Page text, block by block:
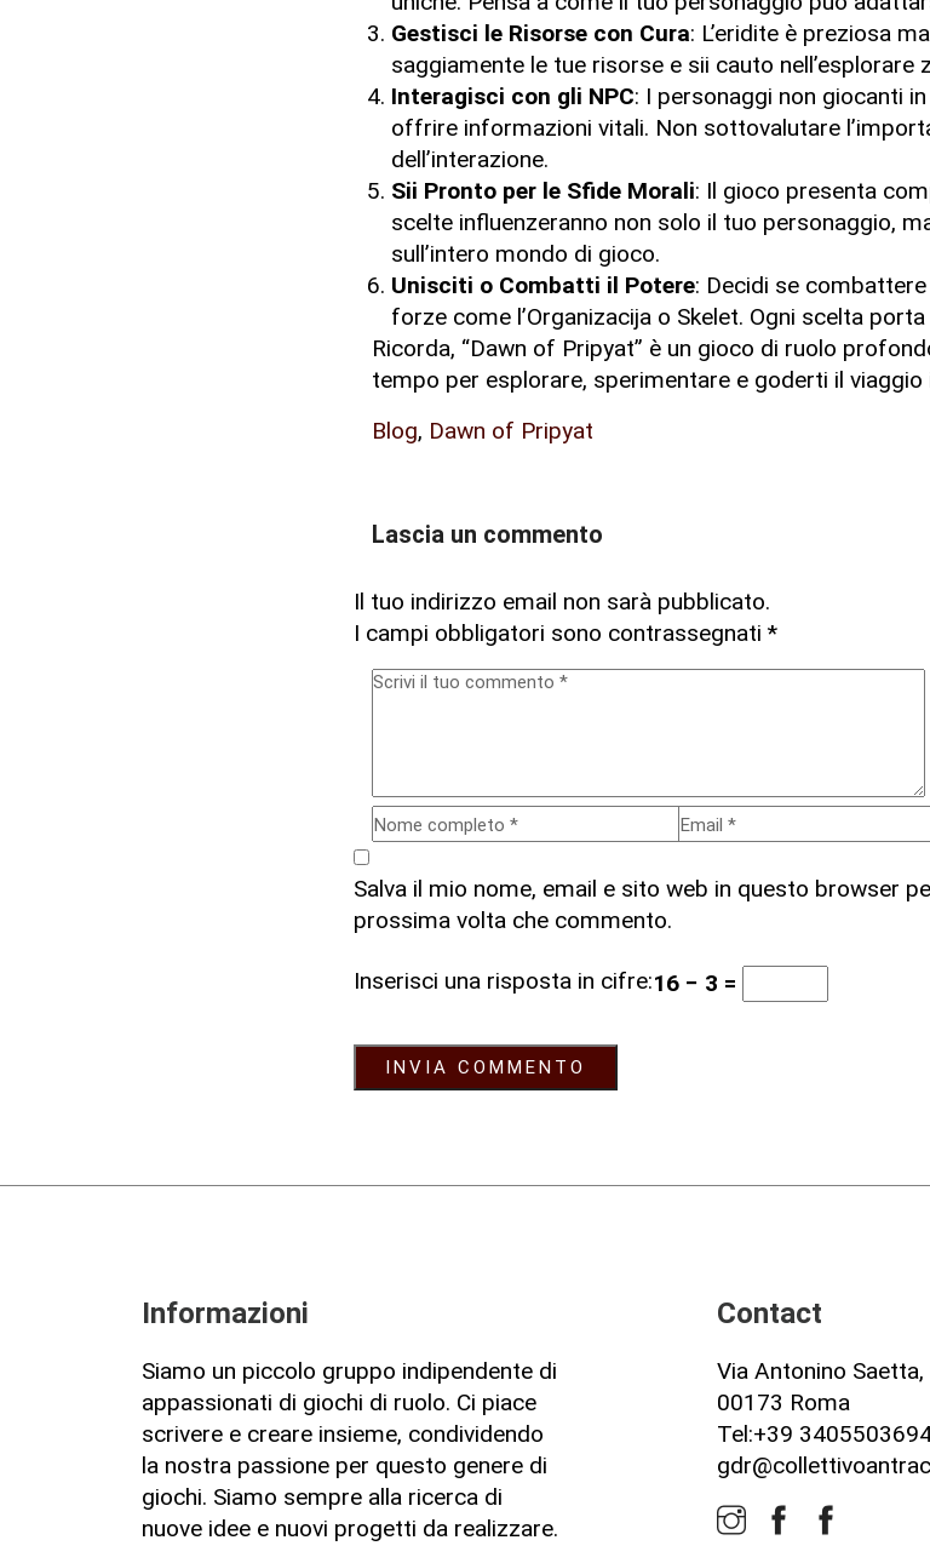
Gestisci le Risorse con Cura: L’eridite è preziosa
saggiamente le tue risorse e sii cauto nell’esplorare
Interagisci con gli NPC: I personaggi non giocanti
offrire informazioni vitali. Non sottovalutare
dell’interazione.
Sii Pronto per le Sfide Morali: Il gioco presenta
scelte influenzeranno non solo il tuo personaggio,
sull’intero mondo di gioco.
Unisciti o Combatti il Potere: Decidi se
forze come l’Organizacija o Skelet. Ogni scelta
Ricorda, “Dawn of Pripyat” è un gioco di ruolo
tempo per esplorare, sperimentare e goderti il
Blog, Dawn of Pripyat
Lascia un commento
Il tuo indirizzo email non sarà pubblicato.
I campi obbligatori sono contrassegnati *
Salva il mio nome, email e sito web in questo browser
prossima volta che commento.
Inserisci una risposta in cifre:16 − 3 =
Informazioni
Siamo un piccolo gruppo indipendente di
appassionati di giochi di ruolo. Ci piace
scrivere e creare insieme, condividendo
la nostra passione per questo genere di
giochi. Siamo sempre alla ricerca di
nuove idee e nuovi progetti da realizzare.
Contact
Via Antonino Saetta,
00173 Roma
Tel:+39